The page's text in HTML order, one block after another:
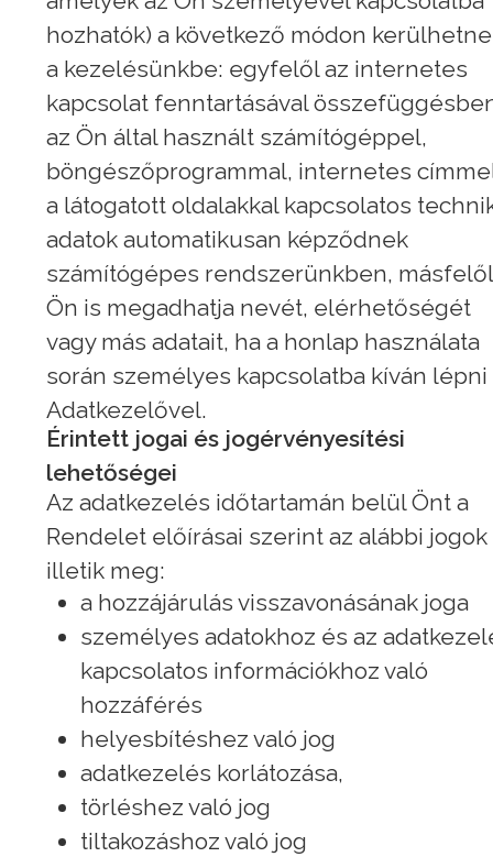
hozhatók) a következő módon
a kezelésünkbe: egyfelől az internetes
kapcsolat fenntartásával
az Ön által használt számítógéppel,
böngészőprogrammal, internetes
a látogatott oldalakkal kapcsolatos
adatok automatikusan képződnek
számítógépes rendszerünkben, másfelől
Ön is megadhatja nevét, elérhetőségét
vagy más adatait, ha a honlap használata
során személyes kapcsolatba kíván lépni
Adatkezelővel.
Érintett jogai és jogérvényesítési
lehetőségei
Az adatkezelés időtartamán belül Önt a
Rendelet előírásai szerint az alábbi jogok
illetik meg:
a hozzájárulás visszavonásának joga
személyes adatokhoz és az
kapcsolatos információkhoz való
hozzáférés
helyesbítéshez való jog
adatkezelés korlátozása,
törléshez való jog
tiltakozáshoz való jog